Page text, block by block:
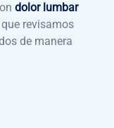
dolor lumbar
revisamos
de manera